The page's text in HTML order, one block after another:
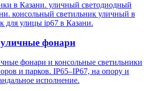
в Казани. уличный светодиодный
консольный светильник уличный в
для улицы ip67 в Казани.
фонари
фонари и консольные светильники
и парков. IP65–IP67, на опору и
исполнение.